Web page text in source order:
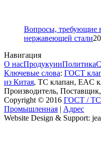
Вопросы, требующие
нержавеющей стали
Навигация
О насПродукуииПолитика
Ключевые слова: ГОСТ
из Китая, ТС клапан, EAC
Производитель,
Copyright © 2016 ГОСТ / ТС
Промышленная | Адрес
Website Design & Support: